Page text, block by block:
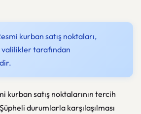
kurban satış noktaları,
tarafından
kurban satış noktalarının tercih
durumlarla karşılaşılması